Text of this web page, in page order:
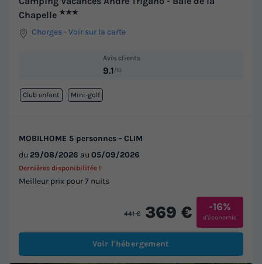
Chapelle ★★★
Chorges -Voir sur la carte
Avis clients
9.1 /10
Club enfant Mini-golf
MOBILHOME 5 personnes - CLIM
du 29/08/2026 au 05/09/2026
Meilleur prix pour 7 nuits
Dernières disponibilités !
441 € 369 € -16%
d'économie
Voir l'hébergement